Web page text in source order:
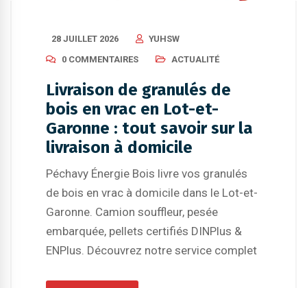
28 JUILLET 2026
YUHSW
0 COMMENTAIRES
ACTUALITÉ
Livraison de granulés de
bois en vrac en Lot-et-
Garonne : tout savoir sur la
livraison à domicile
Péchavy Énergie Bois livre vos granulés
de bois en vrac à domicile dans le Lot-et-
Garonne. Camion souffleur, pesée
embarquée, pellets certifiés DINPlus &
ENPlus. Découvrez notre service complet